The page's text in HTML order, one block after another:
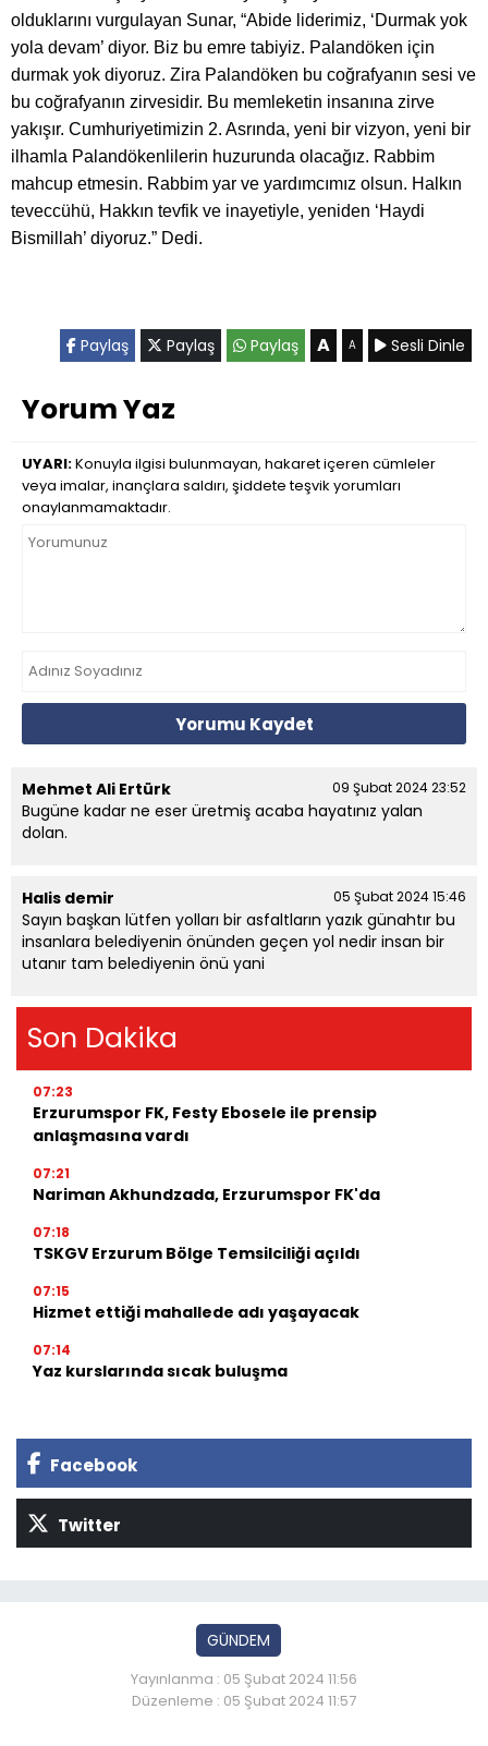
olduklarını vurgulayan Sunar, “Abide liderimiz, ‘Durmak yok
yola devam’ diyor. Biz bu emre tabiyiz. Palandöken için
durmak yok diyoruz. Zira Palandöken bu coğrafyanın sesi ve
bu coğrafyanın zirvesidir. Bu memleketin insanına zirve
yakışır. Cumhuriyetimizin 2. Asrında, yeni bir vizyon, yeni bir
ilhamla Palandökenlilerin huzurunda olacağız. Rabbim
mahcup etmesin. Rabbim yar ve yardımcımız olsun. Halkın
teveccühü, Hakkın tevfik ve inayetiyle, yeniden ‘Haydi
Bismillah’ diyoruz.” Dedi.
Paylaş Paylaş Paylaş A A Sesli Dinle
Yorum Yaz
UYARI:Konuyla ilgisi bulunmayan, hakaret içeren cümleler
veya imalar, inançlara saldırı, şiddete teşvik yorumları
onaylanmamaktadır.
Yorumu Kaydet
Mehmet Ali Ertürk 09 Şubat 2024 23:52
Bugüne kadar ne eser üretmiş acaba hayatınız yalan
dolan.
Halis demir 05 Şubat 2024 15:46
Sayın başkan lütfen yolları bir asfaltların yazık günahtır bu
insanlara belediyenin önünden geçen yol nedir insan bir
utanır tam belediyenin önü yani
Son Dakika
07:23
Erzurumspor FK, Festy Ebosele ile prensip
anlaşmasına vardı
07:21
Nariman Akhundzada, Erzurumspor FK'da
07:18
TSKGV Erzurum Bölge Temsilciliği açıldı
07:15
Hizmet ettiği mahallede adı yaşayacak
07:14
Yaz kurslarında sıcak buluşma
Facebook
Twitter
GÜNDEM
Yayınlanma : 05 Şubat 2024 11:56
Düzenleme : 05 Şubat 2024 11:57